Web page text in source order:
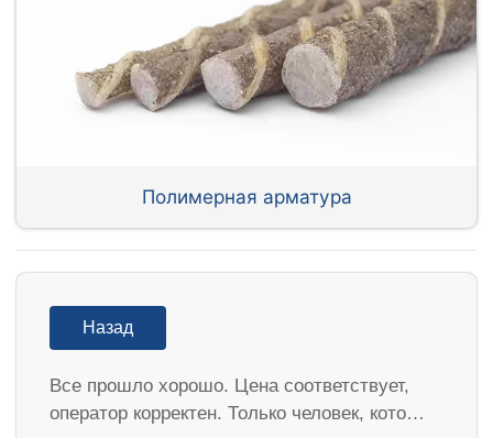
Полимерная арматура
Назад
Все прошло хорошо. Цена соответствует,
оператор корректен. Только человек, кото…